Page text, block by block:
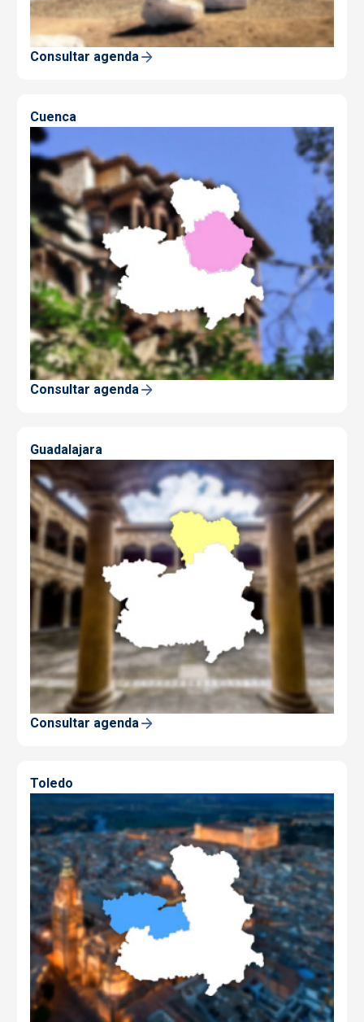
Consultar agenda
Cuenca
Consultar agenda
Guadalajara
Consultar agenda
Toledo